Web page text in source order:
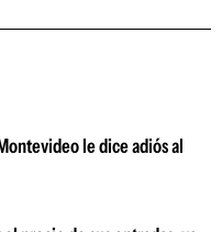
le dice adiós al